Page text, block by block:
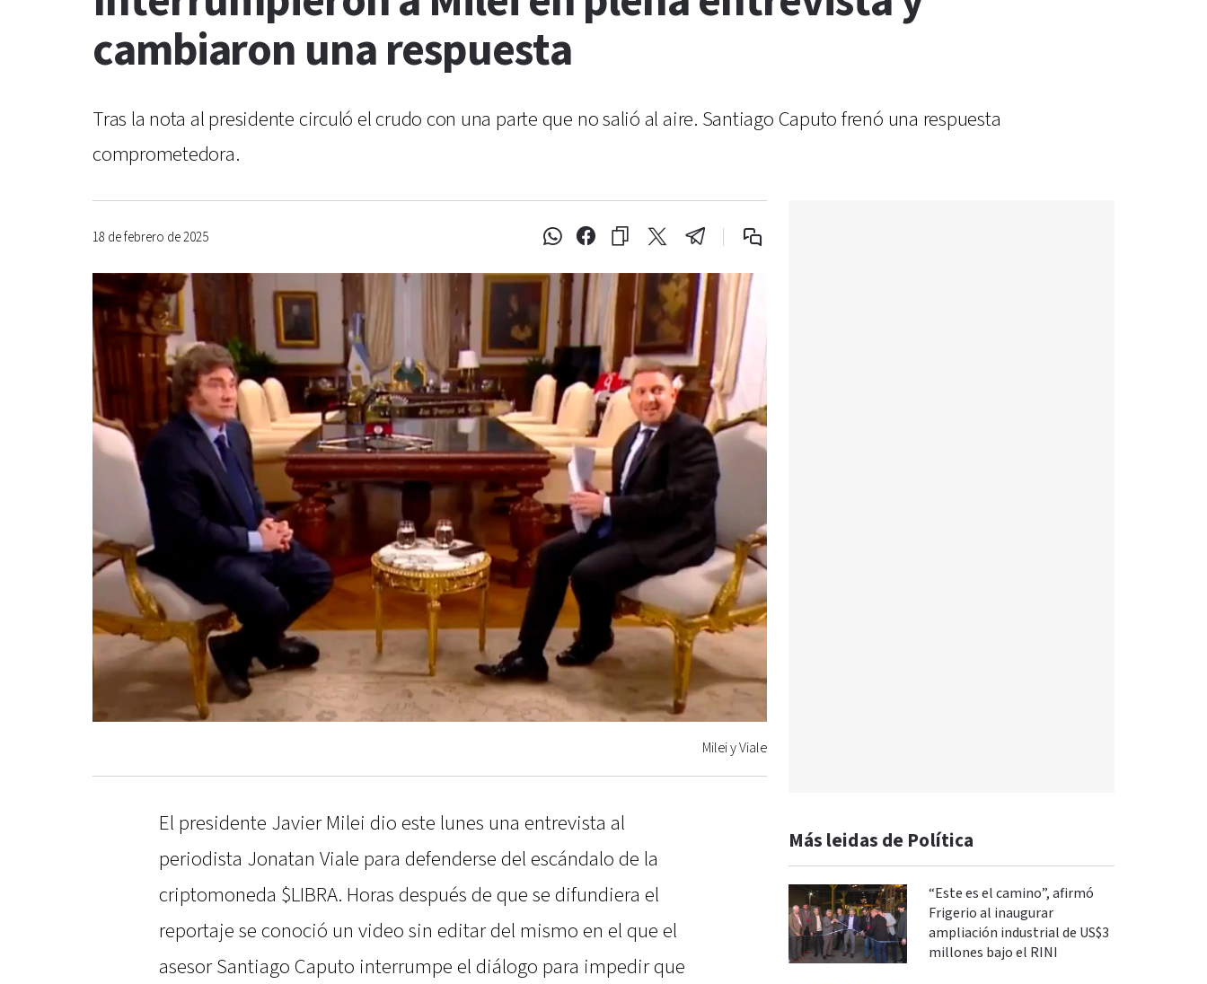
cambiaron una respuesta
Tras la nota al presidente circuló el crudo con una parte que no salió al aire. Santiago Caputo frenó una respuesta
comprometedora.
18 de febrero de 2025
Milei y Viale
El presidente Javier Milei dio este lunes una entrevista al
periodista Jonatan Viale para defenderse del escándalo de la
criptomoneda $LIBRA. Horas después de que se difundiera el
reportaje se conoció un video sin editar del mismo en el que el
asesor Santiago Caputo interrumpe el diálogo para impedir que
Más leidas de Política
“Este es el camino”, afirmó
Frigerio al inaugurar
ampliación industrial de US$3
millones bajo el RINI